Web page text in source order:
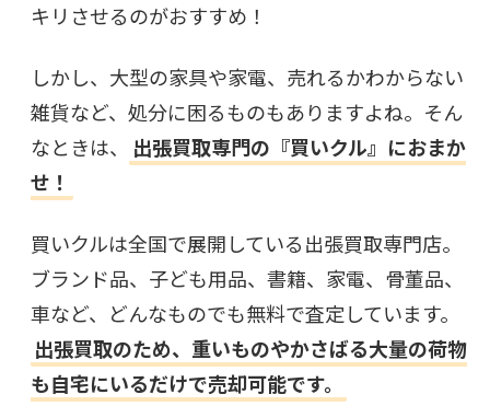
キリさせるのがおすすめ！
しかし、大型の家具や家電、売れるかわからない
雑貨など、処分に困るものもありますよね。そん
なときは、
出張買取専門の『買いクル』におまか
せ！
買いクルは全国で展開している出張買取専門店。
ブランド品、子ども用品、書籍、家電、骨董品、
車など、どんなものでも無料で査定しています。
出張買取のため、重いものやかさばる大量の荷物
も自宅にいるだけで売却可能です。